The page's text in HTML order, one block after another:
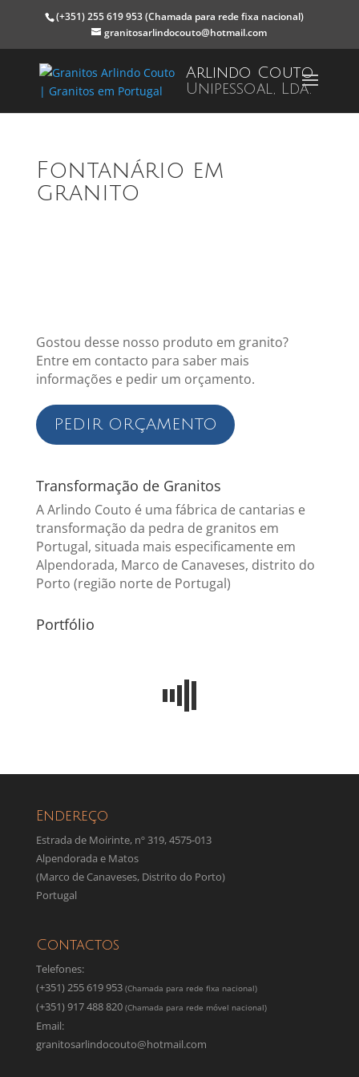
(+351) 255 619 953(Chamada para rede fixa nacional)
granitosarlindocouto@hotmail.com
Arlindo Couto
Unipessoal, Lda.
Fontanário em
granito
Gostou desse nosso produto em granito?
Entre em contacto para saber mais
informações e pedir um orçamento.
PEDIR ORÇAMENTO
Transformação de Granitos
A Arlindo Couto é uma fábrica de cantarias e
transformação da pedra de granitos em
Portugal, situada mais especificamente em
Alpendorada, Marco de Canaveses, distrito do
Porto (região norte de Portugal)
Portfólio
Endereço
Estrada de Moirinte, nº 319, 4575-013
Alpendorada e Matos
(Marco de Canaveses, Distrito do Porto)
Portugal
Contactos
Telefones:
(+351) 255 619 953 (Chamada para rede fixa nacional)
(+351) 917 488 820 (Chamada para rede móvel nacional)
Email:
granitosarlindocouto@hotmail.com